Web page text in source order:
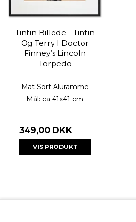
Tintin Billede - Tintin
Og Terry I Doctor
Finney’s Lincoln
Torpedo
Mat Sort Aluramme
Mål: ca 41x41 cm
349,00 DKK
VIS PRODUKT